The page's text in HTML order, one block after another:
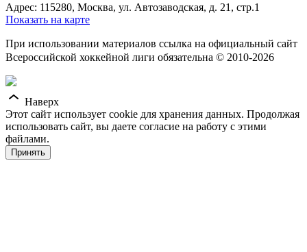
Адрес: 115280, Москва, ул. Автозаводская, д. 21, стр.1
Показать на карте
При использовании материалов ссылка на официальный сайт
Всероссийской хоккейной лиги обязательна © 2010-2026
Наверх
Этот сайт использует cookie для хранения данных. Продолжая
использовать сайт, вы даете согласие на работу с этими
файлами.
Принять